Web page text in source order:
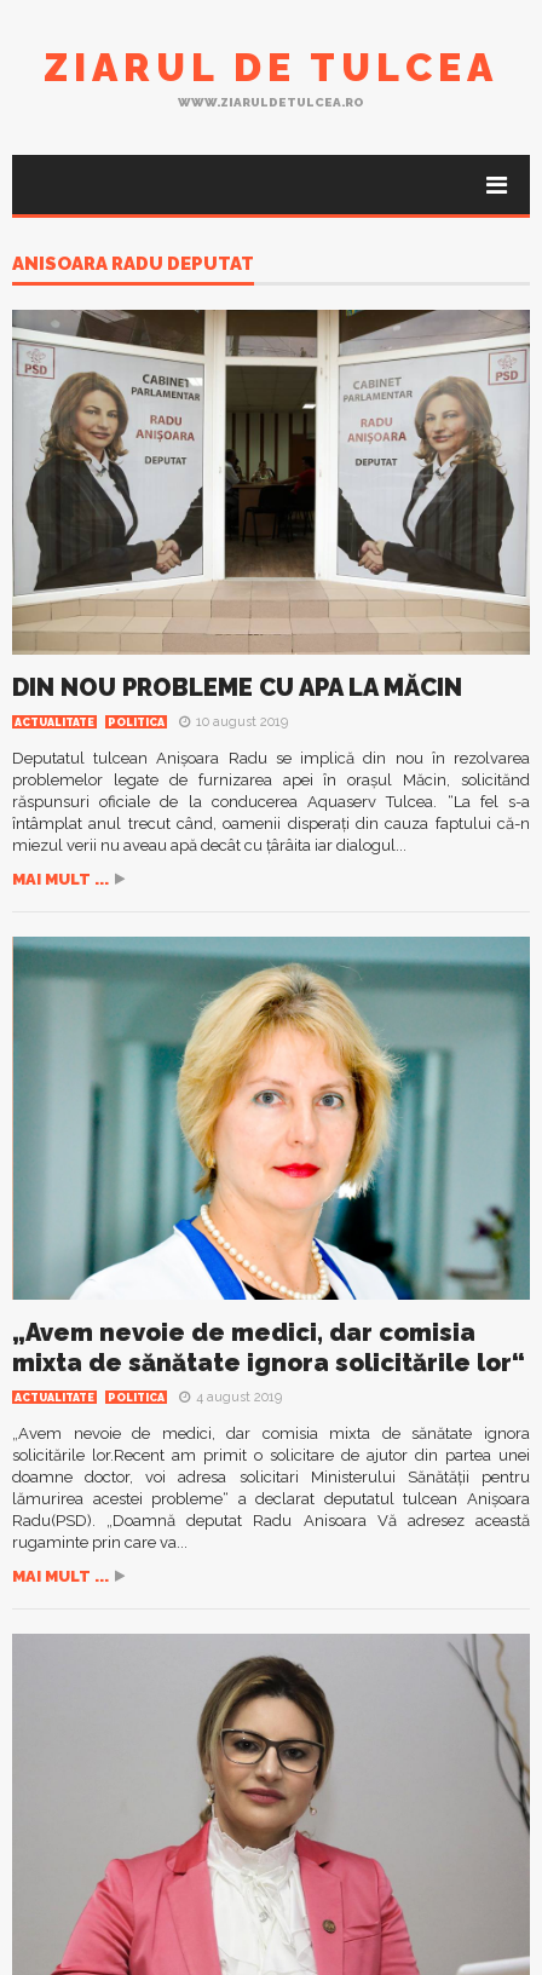
ZIARUL DE TULCEA
WWW.ZIARULDETULCEA.RO
ANISOARA RADU DEPUTAT
DIN NOU PROBLEME CU APA LA MĂCIN
ACTUALITATE POLITICA 10 august 2019
Deputatul tulcean Anișoara Radu se implică din nou în rezolvarea
problemelor legate de furnizarea apei în orașul Măcin, solicitănd
răspunsuri oficiale de la conducerea Aquaserv Tulcea. “La fel s-a
întâmplat anul trecut când, oamenii disperați din cauza faptului că-n
miezul verii nu aveau apă decât cu țârâita iar dialogul...
MAI MULT ...
„Avem nevoie de medici, dar comisia
mixta de sănătate ignora solicitările lor“
ACTUALITATE POLITICA 4 august 2019
„Avem nevoie de medici, dar comisia mixta de sănătate ignora
solicitările lor.Recent am primit o solicitare de ajutor din partea unei
doamne doctor, voi adresa solicitari Ministerului Sănătății pentru
lămurirea acestei probleme“ a declarat deputatul tulcean Anișoara
Radu(PSD). „Doamnă deputat Radu Anisoara Vă adresez această
rugaminte prin care va...
MAI MULT ...